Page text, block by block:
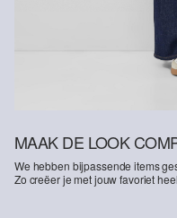
MAAK DE LOOK
We hebben bijpassende items
Zo creëer je met jouw favoriet